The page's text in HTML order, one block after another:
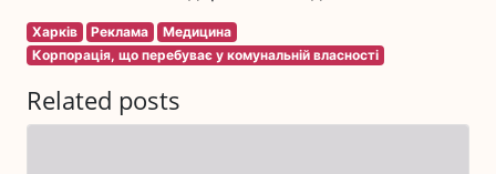
Харків Реклама
Медицина
Корпорація, що перебуває у комунальній власності
Related posts